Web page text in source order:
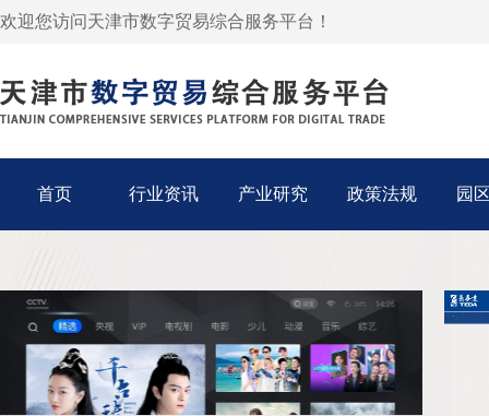
欢迎您访问天津市数字贸易综合服务平台！
首页 行业资讯 产业研究 政策法规 园